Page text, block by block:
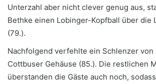
Unterzahl aber nicht clever genug aus,
Bethke einen Lobinger-Kopfball über die
(79.).
Nachfolgend verfehlte ein Schlenzer von
Cottbuser Gehäuse (85.). Die restlichen
überstanden die Gäste auch noch,